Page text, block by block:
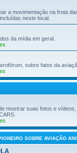
a movimentação na frota
neste local.
da mídia em geral.
sobre fatos da
mostrar suas fotos e
SOBRE AVIAÇÃO